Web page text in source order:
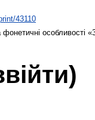
43110
фонетичні